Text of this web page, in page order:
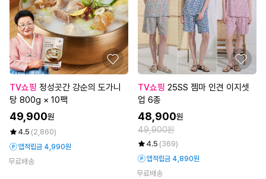
TV쇼핑
탕 800g × 10팩
49,900원
4.5 (2,860)
앱적립금 4,990원
무료배송
TV쇼핑
업 6종
48,900원
49,900원
4.5 (369)
앱적립금 4,890원
무료배송